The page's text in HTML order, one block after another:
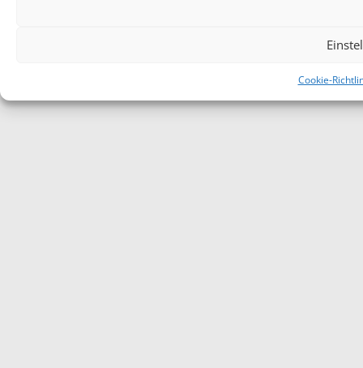
Cookie-